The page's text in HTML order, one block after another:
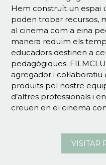
Hem construït un espai
poden trobar recursos,
al cinema com a eina
manera reduïm els
educadors destinen a
pedagògiques.
agregador i
produïts pel nostre
d’altres professionals i
creuen en el cinema
VISITAR